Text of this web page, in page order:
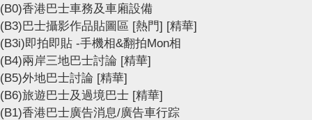
(B0)香港巴士車務及車廂設備
(B3)巴士攝影作品貼圖區 [熱門] [精華]
(B3i)即拍即貼 -手機相&翻拍Mon相
(B4)兩岸三地巴士討論 [精華]
(B5)外地巴士討論 [精華]
(B6)旅遊巴士及過境巴士 [精華]
(B1)香港巴士廣告消息/廣告車行踪